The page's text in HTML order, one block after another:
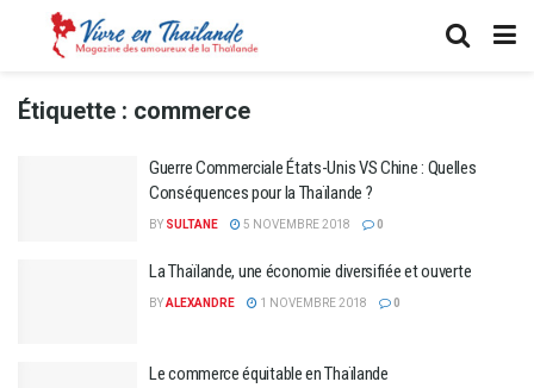
Étiquette : commerce
Guerre Commerciale États-Unis VS Chine : Quelles
Conséquences pour la Thaïlande ?
BY SULTANE 5 NOVEMBRE 2018 0
La Thaïlande, une économie diversifiée et ouverte
BYALEXANDRE 1 NOVEMBRE 2018 0
Le commerce équitable en Thaïlande